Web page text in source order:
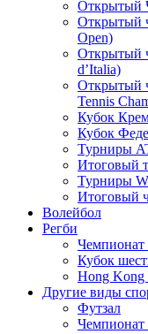
Открытый
Открытый
Open)
Открытый
d’Italia)
Открытый
Tennis
Кубок
Кубок
Турниры
Итоговый
Турниры
Итоговый
Волейбол
Регби
Чемпионат
Кубок
Hong Kong
Другие виды
Футзал